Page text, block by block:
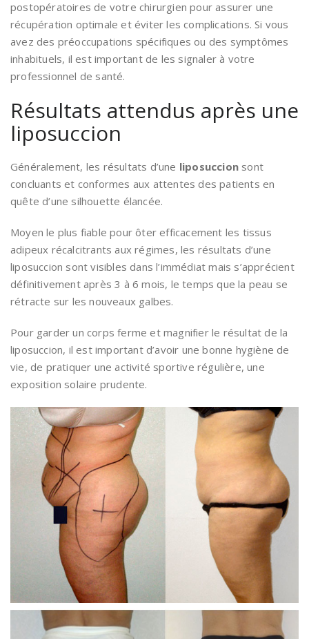
postopératoires de votre chirurgien pour assurer une
récupération optimale et éviter les complications. Si vous
avez des préoccupations spécifiques ou des symptômes
inhabituels, il est important de les signaler à votre
professionnel de santé.
Résultats attendus après une
liposuccion
Généralement, les résultats d’une liposuccion sont
concluants et conformes aux attentes des patients en
quête d’une silhouette élancée.
Moyen le plus fiable pour ôter efficacement les tissus
adipeux récalcitrants aux régimes, les résultats d’une
liposuccion sont visibles dans l’immédiat mais s’apprécient
définitivement après 3 à 6 mois, le temps que la peau se
rétracte sur les nouveaux galbes.
Pour garder un corps ferme et magnifier le résultat de la
liposuccion, il est important d’avoir une bonne hygiène de
vie, de pratiquer une activité sportive régulière, une
exposition solaire prudente.